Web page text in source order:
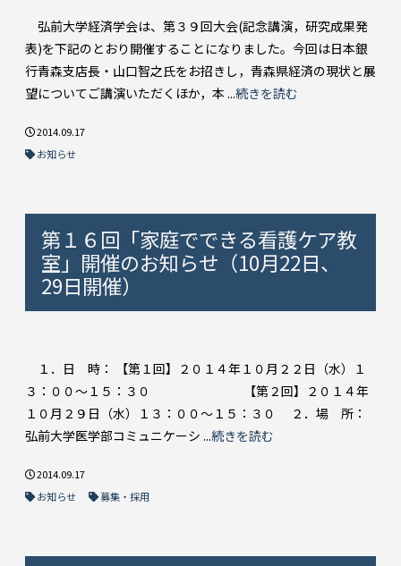
弘前大学経済学会は、第３９回大会(記念講演，研究成果発
表)を下記のとおり開催することになりました。今回は日本銀
行青森支店長・山口智之氏をお招きし，青森県経済の現状と展
望についてご講演いただくほか，本 ...続きを読む
2014.09.17
お知らせ
第１６回「家庭でできる看護ケア教
室」開催のお知らせ（10月22日、
29日開催）
１．日 時： 【第１回】２０１４年１０月２２日（水）１
３：００～１５：３０ 【第２回】２０１４年
１０月２９日（水）１３：００～１５：３０ ２．場 所：
弘前大学医学部コミュニケーシ ...続きを読む
2014.09.17
お知らせ
募集・採用